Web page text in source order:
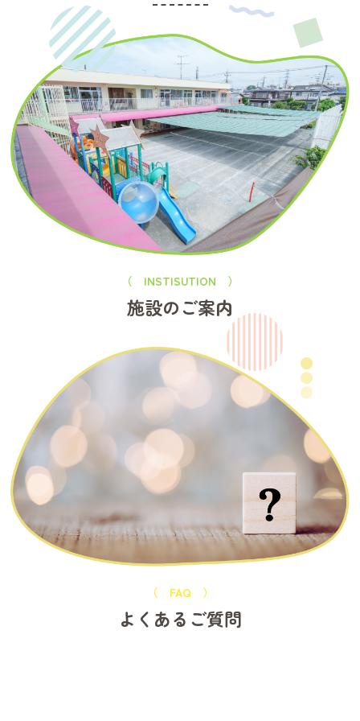
https://lin.ee/nHRwOtN
「園見学希望」
とメッセージお送りください
または、お問合せフォーム
https://www.kiso.ed.jp/recruit/entry/
よりお申込みください。
※お友達とのご参加も大歓迎です。
＼未来の保育者のみなさんとお会いできるのを、楽しみにして
います！／
よくあるご質問
Q1. 保育実習がまだなんですが、参加しても大丈夫ですか？
A. はい、大丈夫です！実習前に現場の雰囲気を知ることで、こ
れからの学びにもつながります。お気軽にご参加ください♪
A. はい、服装は自由です。動きやすい服装でお越しください
Q3. お友達と一緒に参加してもいいですか？
A. もちろんです！お友達と一緒に見学・座談会に参加される方
も多いですよ。
Q4. 就職を強く希望していなくても参加できますか？
A. はい、大歓迎です！まずは園を知る第一歩としてご参加くだ
さい。無理な勧誘等は一切ありませんのでご安心ください。
入園をお考えの方 2026.07.09
6月8日（月）10:00より、入園説明会の予約受付を開始いたしま
（ INSTISUTION ）
施設のご案内
（ FAQ ）
よくあるご質問